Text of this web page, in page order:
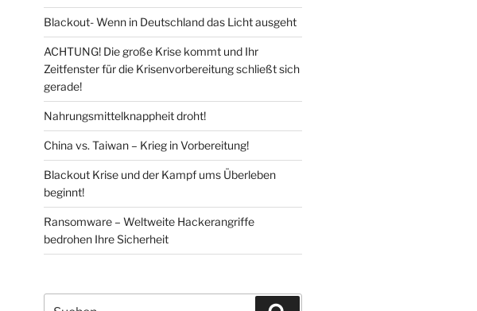
Blackout- Wenn in Deutschland das Licht ausgeht
ACHTUNG! Die große Krise kommt und Ihr
Zeitfenster für die Krisenvorbereitung schließt sich
gerade!
Nahrungsmittelknappheit droht!
China vs. Taiwan – Krieg in Vorbereitung!
Blackout Krise und der Kampf ums Überleben
beginnt!
Ransomware – Weltweite Hackerangriffe
bedrohen Ihre Sicherheit